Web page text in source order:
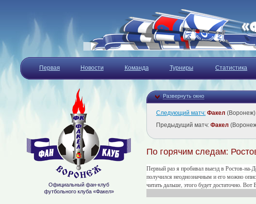
Первая Новости Команда Турниры Статистика
Развернуть окно
Следующий матч: Факел
Предыдущий матч: Факел
По горячим следам:
Первый раз я пробивал выезд в Ростов-на-
получился неоднозначным и его можно
читать дальше, этого будет достаточно.
Официальный фан-клуб
футбольного клуба «Факел»